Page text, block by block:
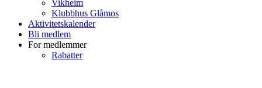
Vikheim
Klubbhus Glåmos
Aktivitetskalender
Bli medlem
For medlemmer
Rabatter